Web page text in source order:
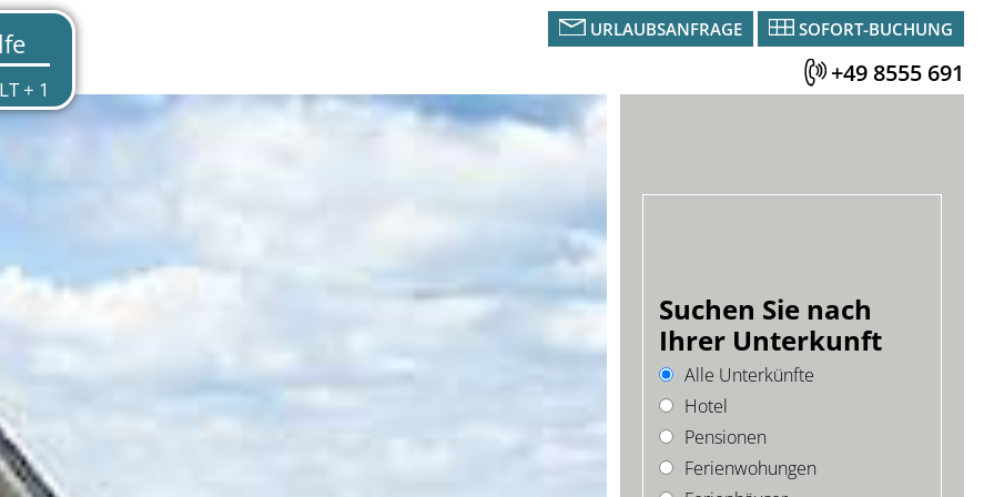
URLAUBSANFRAGE SOFORT-BUCHUNG
+49 8555 691
Suchen Sie nach
Ihrer Unterkunft
Alle Unterkünfte
Hotel
Pensionen
Ferienwohungen